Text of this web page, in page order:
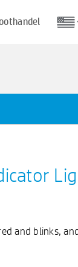
and blinks,